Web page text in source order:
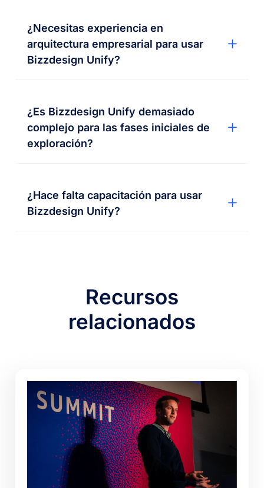
¿Necesitas experiencia en
arquitectura empresarial para usar
Bizzdesign Unify?
¿Es Bizzdesign Unify demasiado
complejo para las fases iniciales de
exploración?
¿Hace falta capacitación para usar
Bizzdesign Unify?
Recursos
relacionados